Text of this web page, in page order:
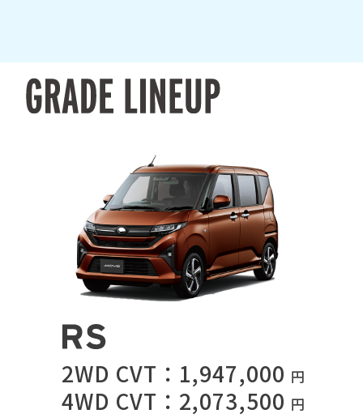
2WD CVT：1,947,000 円
4WD CVT：2,073,500 円